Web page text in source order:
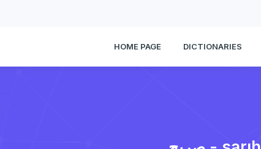
HOME PAGE DICTIONARIES